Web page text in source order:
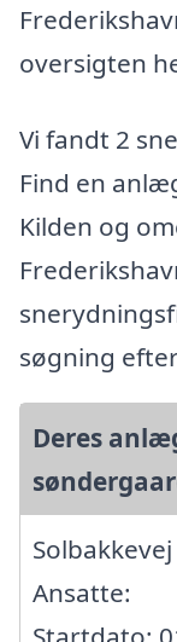
oversigten
Vi fandt 2
Find en
Kilden og
søgning
Deres
Ansatte: